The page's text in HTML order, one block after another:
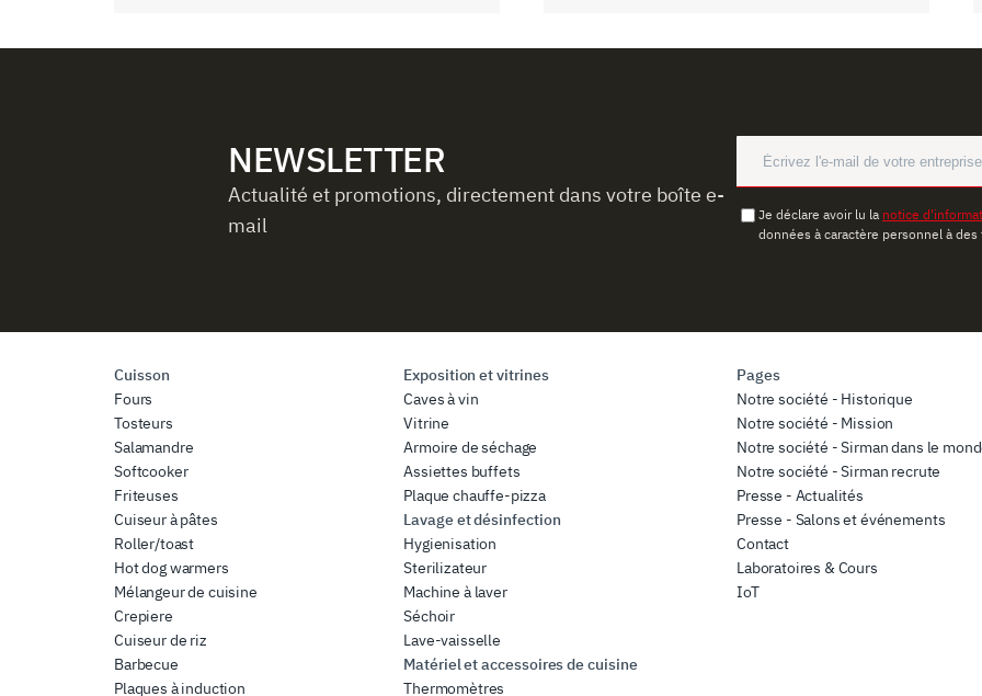
NEWSLETTER
Actualité et promotions, directement dans votre boîte e-
mail
Je déclare avoir lu la notice
données à caractère personnel à
Cuisson
Fours
Tosteurs
Salamandre
Softcooker
Friteuses
Cuiseur à pâtes
Roller/toast
Hot dog warmers
Mélangeur de cuisine
Crepiere
Cuiseur de riz
Barbecue
Plaques à induction
Exposition et vitrines
Caves à vin
Vitrine
Armoire de séchage
Assiettes buffets
Plaque chauffe-pizza
Lavage et désinfection
Hygienisation
Sterilizateur
Machine à laver
Séchoir
Lave-vaisselle
Matériel et accessoires de cuisine
Thermomètres
Pages
Notre société - Historique
Notre société - Mission
Notre société - Sirman dans le
Notre société - Sirman recrute
Presse - Actualités
Presse - Salons et événements
Contact
Laboratoires & Cours
IoT